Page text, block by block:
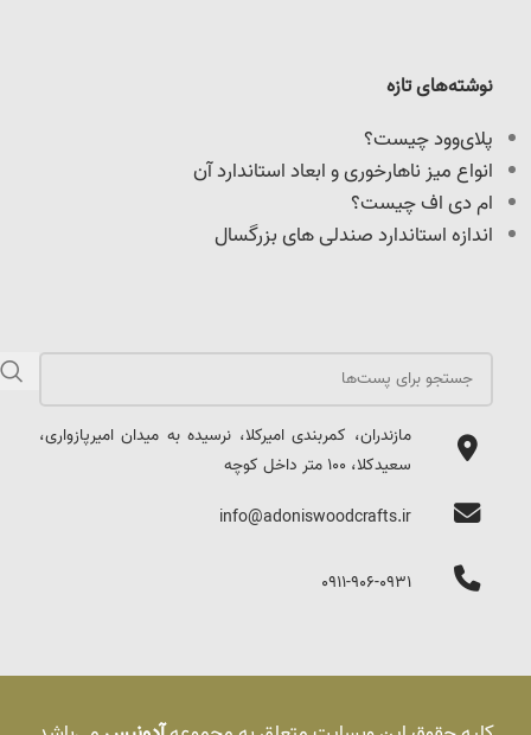
مازندران، کمربندی امیرکلا، نرسیده به میدان امیرپازواری،
سعیدکلا، 100 متر داخل کوچه
info@adoniswoodcrafts.ir
0911-906-0931
نوشته‌های تازه
پلای‌وود چیست؟
انواع میز ناهارخوری و ابعاد استاندارد آن
ام دی اف چیست؟
اندازه استاندارد صندلی های بزرگسال